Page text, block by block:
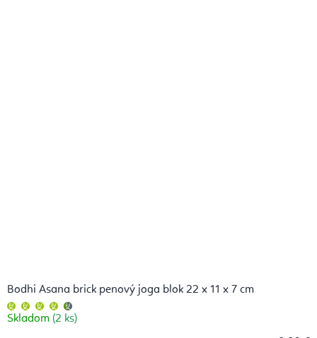
Bodhi Asana brick penový joga blok 22 x 11 x 7 cm
hodnotenie
produktu
je
Skladom (2 ks)